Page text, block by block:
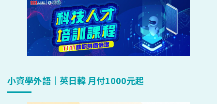
小資學外語｜英日韓 月付1000元起